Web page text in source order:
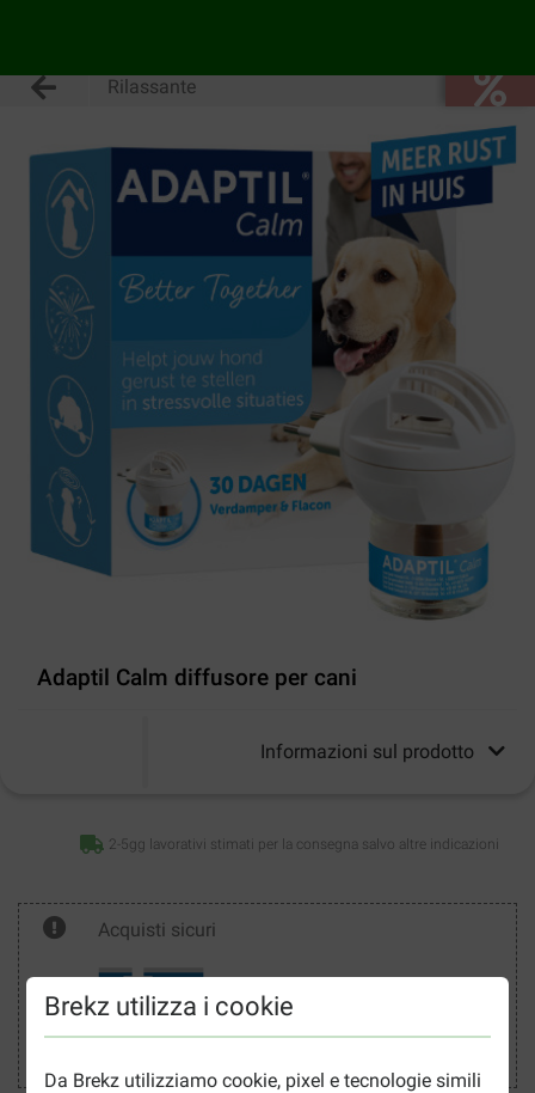
Brekz utilizza i cookie
Da Brekz utilizziamo cookie, pixel e tecnologie simili
Rilassante
Adaptil Calm diffusore per cani
Informazioni sul prodotto
2-5gg lavorativi stimati per la consegna salvo altre indicazioni
Acquisti sicuri